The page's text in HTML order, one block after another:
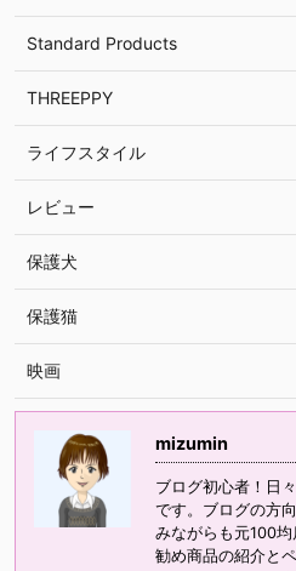
Standard Products
THREEPPY
ライフスタイル
レビュー
保護犬
保護猫
映画
mizumin
ブログ初心者！日
です。ブログの方
みながらも元100均
勧め商品の紹介と